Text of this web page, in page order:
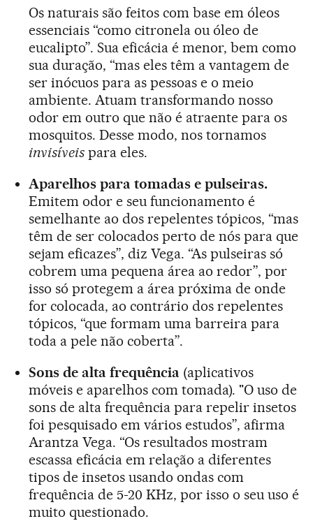
Os naturais são feitos com base em óleos
essenciais “como citronela ou óleo de
eucalipto”. Sua eficácia é menor, bem como
sua duração, “mas eles têm a vantagem de
ser inócuos para as pessoas e o meio
ambiente. Atuam transformando nosso
odor em outro que não é atraente para os
mosquitos. Desse modo, nos tornamos
invisíveis para eles.
Aparelhos para tomadas e pulseiras.
Emitem odor e seu funcionamento é
semelhante ao dos repelentes tópicos, “mas
têm de ser colocados perto de nós para que
sejam eficazes”, diz Vega. “As pulseiras só
cobrem uma pequena área ao redor”, por
isso só protegem a área próxima de onde
for colocada, ao contrário dos repelentes
tópicos, “que formam uma barreira para
toda a pele não coberta”.
Sons de alta frequência (aplicativos
móveis e aparelhos com tomada). "O uso de
sons de alta frequência para repelir insetos
foi pesquisado em vários estudos”, afirma
Arantza Vega. “Os resultados mostram
escassa eficácia em relação a diferentes
tipos de insetos usando ondas com
frequência de 5-20 KHz, por isso o seu uso é
muito questionado.